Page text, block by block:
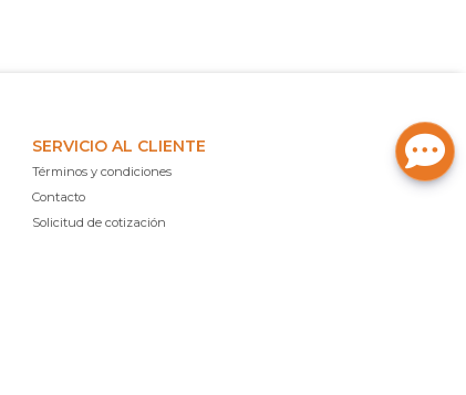
SERVICIO AL CLIENTE
Términos y condiciones
Contacto
Solicitud de cotización